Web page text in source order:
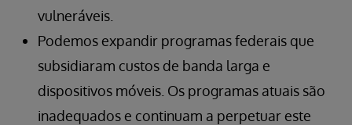
vulneráveis.
Podemos expandir programas federais que
subsidiaram custos de banda larga e
dispositivos móveis. Os programas atuais são
inadequados e continuam a perpetuar este